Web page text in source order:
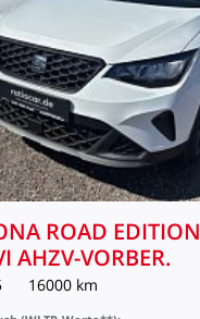
ROAD EDITION
AHZV-VORBER.
16000 km